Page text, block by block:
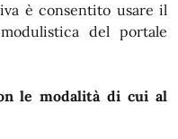
è consentito usare il
del portale
le modalità di cui al